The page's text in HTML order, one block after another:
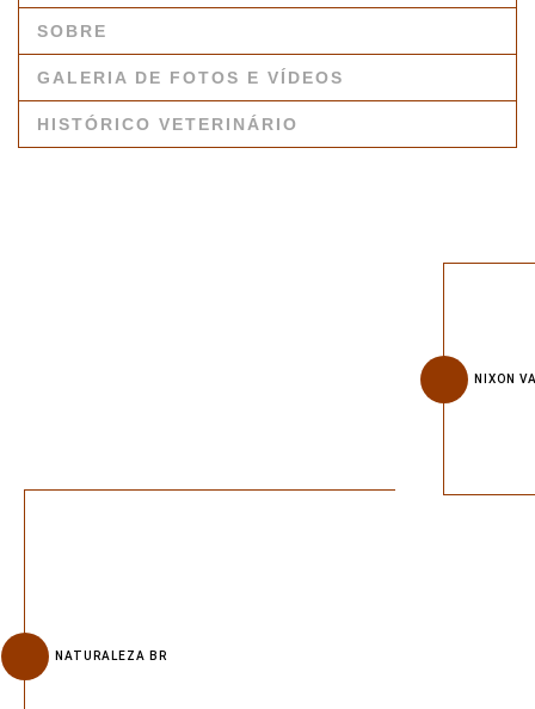
SOBRE
GALERIA DE FOTOS E VÍDEOS
HISTÓRICO VETERINÁRIO
NATURALEZA BR
NIXON